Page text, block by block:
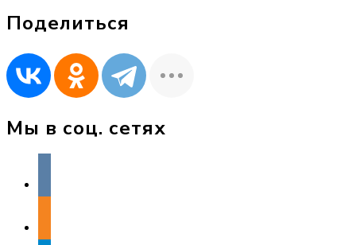
Поделиться
Мы в соц. сетях